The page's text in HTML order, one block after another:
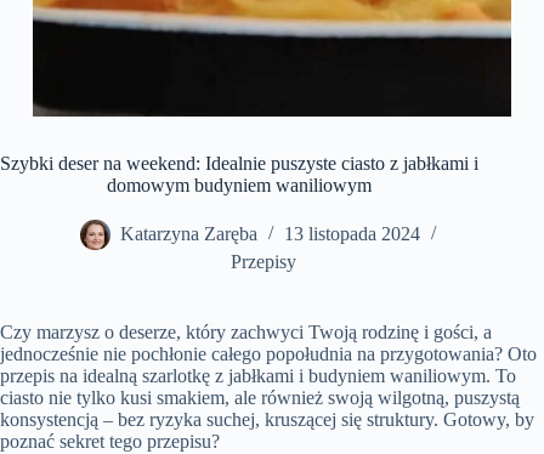
Szybki deser na weekend: Idealnie puszyste ciasto z jabłkami i
domowym budyniem waniliowym
Katarzyna Zaręba
13 listopada 2024
Przepisy
Czy marzysz o deserze, który zachwyci Twoją rodzinę i gości, a
jednocześnie nie pochłonie całego popołudnia na przygotowania? Oto
przepis na idealną szarlotkę z jabłkami i budyniem waniliowym. To
ciasto nie tylko kusi smakiem, ale również swoją wilgotną, puszystą
konsystencją – bez ryzyka suchej, kruszącej się struktury. Gotowy, by
poznać sekret tego przepisu?